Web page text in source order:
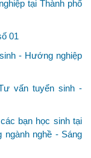
tại Thành phố
01
- Hướng nghiệp
vấn tuyển sinh -
bạn học sinh tại
ngành nghề - Sáng